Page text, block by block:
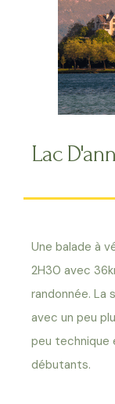
Lac
Une balade à
2H30 avec
randonnée. La
avec un peu
peu technique
débutants.